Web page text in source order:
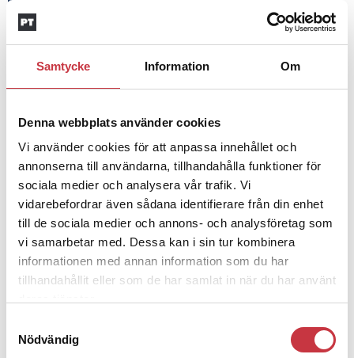
Samtycke Information Om
Denna webbplats använder cookies
Vi använder cookies för att anpassa innehållet och
annonserna till användarna, tillhandahålla funktioner för
sociala medier och analysera vår trafik. Vi
vidarebefordrar även sådana identifierare från din enhet
till de sociala medier och annons- och analysföretag som
vi samarbetar med. Dessa kan i sin tur kombinera
informationen med annan information som du har
tillhandahållit eller som de har samlat in när du har använt
Nödvändig
Polisregionen erkänner fel: ”Kommer
att rättas till”